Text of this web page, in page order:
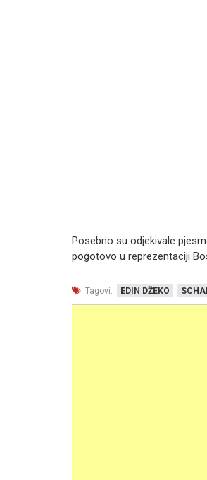
Posebno su odjekivale
pogotovo u reprezentaciji
Tagovi: EDIN DŽEKO